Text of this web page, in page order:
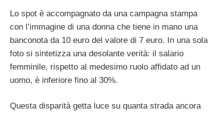
Lo spot è accompagnato da una campagna stampa
con l’immagine di una donna che tiene in mano una
banconota da 10 euro del valore di 7 euro. In una sola
foto si sintetizza una desolante verità: il salario
femminile, rispetto al medesimo ruolo affidato ad un
uomo, è inferiore fino al 30%.
Questa disparità getta luce su quanta strada ancora